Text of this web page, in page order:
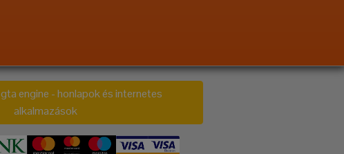
gta engine - honlapok és internetes
alkalmazások